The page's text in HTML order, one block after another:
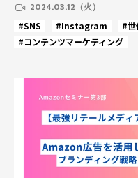
2024.03.12（火）
#SNS #Instagram
#世
#コンテンツマーケティング